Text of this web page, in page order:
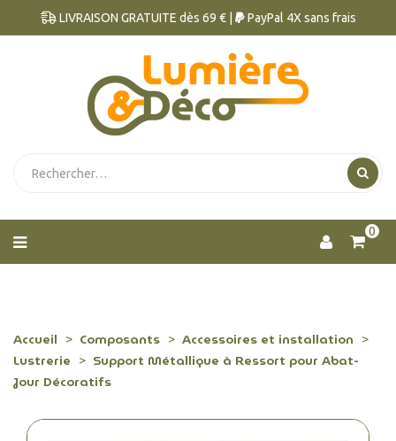
LIVRAISON GRATUITE dès 69 € | PayPal 4X sans frais
0
Accueil Composants
Accessoires et installation
Lustrerie
Support Métallique à Ressort pour Abat-
Jour Décoratifs